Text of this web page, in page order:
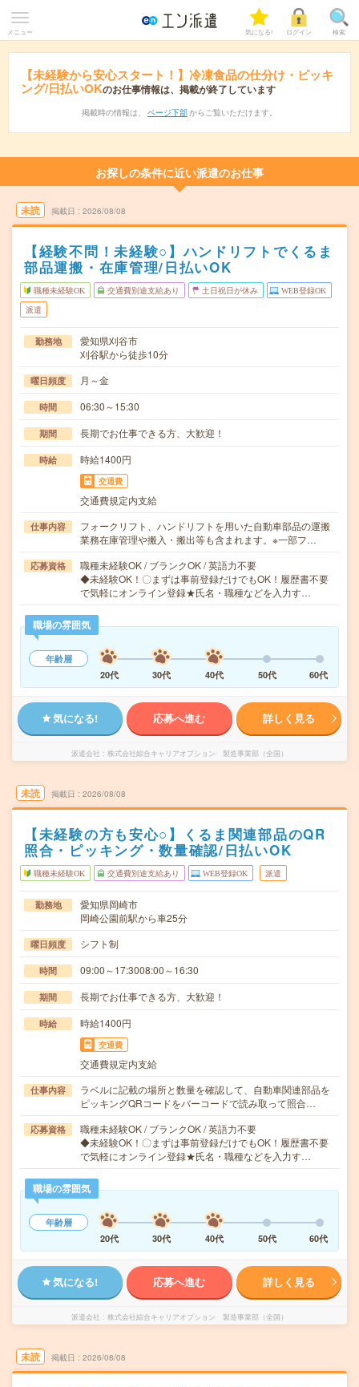
メニュー 気になる! ログイン 検索
【未経験から安心スタート！】冷凍食品の仕分け・ピッキ
ング/日払いOKのお仕事情報は、掲載が終了しています
掲載時の情報は、 ページ下部 からご覧いただけます。
お探しの条件に近い派遣のお仕事
未読 掲載日 2026/08/08
【経験不問！未経験○】ハンドリフトでくるま
部品運搬・在庫管理/日払いOK
職種未経験OK 交通費別途支給あり 土日祝日が休み WEB登録OK
派遣
勤務地
愛知県刈谷市
刈谷駅から徒歩10分
曜日頻度 月～金
時間 06:30～15:30
期間 長期でお仕事できる方、大歓迎！
時給 時給1400円
交通費
交通費規定内支給
仕事内容
フォークリフト、ハンドリフトを用いた自動車部品の運搬
業務在庫管理や搬入・搬出等も含まれます。※一部フ…
応募資格
職種未経験OK / ブランクOK / 英語力不要
◆未経験OK！〇まずは事前登録だけでもOK！履歴書不要
で気軽にオンライン登録★氏名・職種などを入力す…
職場の雰囲気
年齢層
20代
30代 40代 50代 60代
気になる! 応募へ進む 詳しく見る
派遣会社 株式会社綜合キャリアオプション 製造事業部（全国）
未読 掲載日 2026/08/08
【未経験の方も安心○】くるま関連部品のQR
照合・ピッキング・数量確認/日払いOK
職種未経験OK 交通費別途支給あり WEB登録OK 派遣
勤務地
愛知県岡崎市
岡崎公園前駅から車25分
曜日頻度 シフト制
時間 09:00～17:3008:00～16:30
期間 長期でお仕事できる方、大歓迎！
時給 時給1400円
交通費
交通費規定内支給
仕事内容
ラベルに記載の場所と数量を確認して、自動車関連部品を
ピッキングQRコードをバーコードで読み取って照合…
応募資格
職種未経験OK / ブランクOK / 英語力不要
◆未経験OK！〇まずは事前登録だけでもOK！履歴書不要
で気軽にオンライン登録★氏名・職種などを入力す…
職場の雰囲気
年齢層
20代
30代 40代 50代 60代
気になる! 応募へ進む 詳しく見る
派遣会社 株式会社綜合キャリアオプション 製造事業部（全国）
未読 掲載日 2026/08/08